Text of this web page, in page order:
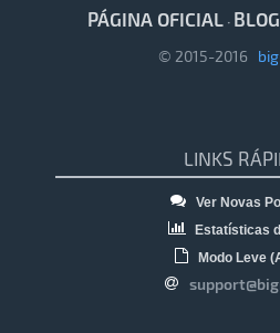
PÁGINA OFICIAL · BLOG
© 2015-2016
LINKS
Ver Novas
Estatísticas
Modo Leve